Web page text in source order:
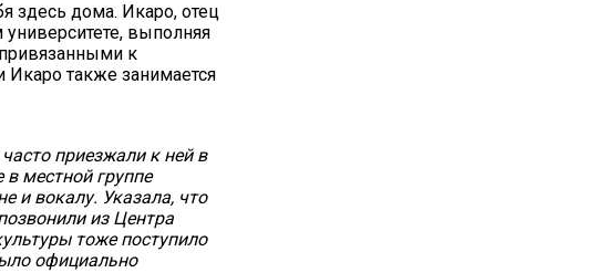
здесь дома. Икаро, отец
выполняя
к
Икаро также занимается
приезжали к ней в
местной группе
и вокалу. Указала, что
из Центра
тоже поступило
официально